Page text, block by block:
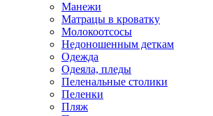
Манежи
Матрацы в кроватку
Молокоотсосы
Недоношенным деткам
Одежда
Одеяла, пледы
Пеленальные столики
Пеленки
Пляж